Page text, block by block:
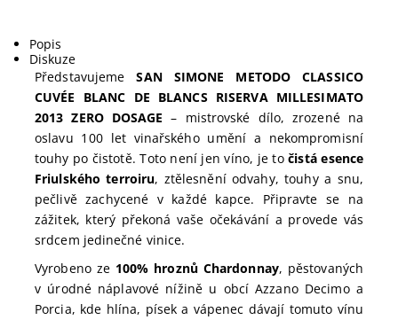
Popis
Diskuze
PředstavujemeSAN SIMONE METODO CLASSICO
CUVÉE BLANC DE BLANCS RISERVA MILLESIMATO
2013 ZERO DOSAGE – mistrovské dílo, zrozené na
oslavu 100 let vinařského umění a nekompromisní
touhy po čistotě. Toto není jen víno, je točistá esence
Friulského terroiru, ztělesnění odvahy, touhy a snu,
pečlivě zachycené v každé kapce. Připravte se na
zážitek, který překoná vaše očekávání a provede vás
srdcem jedinečné vinice.
Vyrobeno ze 100% hroznů Chardonnay, pěstovaných
v úrodné náplavové nížině u obcí Azzano Decimo a
Porcia, kde hlína, písek a vápenec dávají tomuto vínu